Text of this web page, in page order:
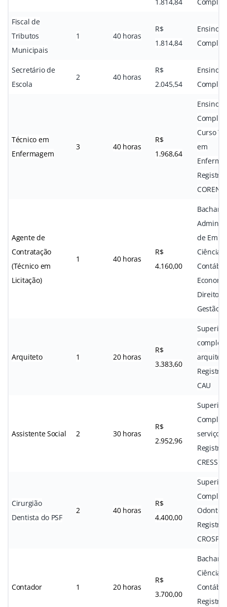
1.814,84
Fiscal de
Tributos
Municipais
1 40 horas
R$
1.814,84
Ensino
Secretário de
Escola
2 40 horas
R$
2.045,54
Ensino
Técnico em
Enfermagem
3 40 horas
R$
1.968,64
Ensino
Curso
em
Registro
COREN
Agente de
Contratação
(Técnico em
Licitação)
1 40 horas
R$
4.160,00
de
Ciências
Direito e
Gestão
Arquiteto 1 20 horas
R$
3.383,60
Superior
Registro
CAU
Assistente Social 2 30 horas
R$
2.952,96
Superior
serviço
Registro
CRESS
Cirurgião
Dentista do PSF
2 40 horas
R$
4.400,00
Superior
Registro
CROSP
Contador 1 20 horas
R$
3.700,00
Ciências
Registro